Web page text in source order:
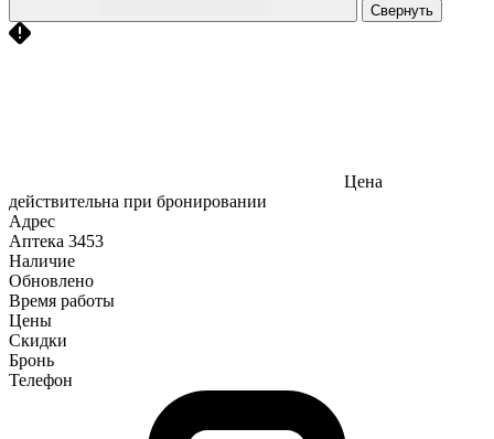
Свернуть
Цена
действительна при бронировании
Адрес
Аптека 3453
Наличие
Обновлено
Время работы
Цены
Скидки
Бронь
Телефон